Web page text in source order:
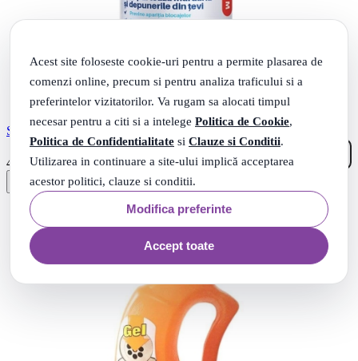
Acest site foloseste cookie-uri pentru a permite plasarea de
comenzi online, precum si pentru analiza traficului si a
preferintelor vizitatorilor. Va rugam sa alocati timpul
necesar pentru a citi si a intelege Politica de Cookie,
Politica de Confidentialitate si Clauze si Conditii.
Utilizarea in continuare a site-ului implică acceptarea
acestor politici, clauze si conditii.
Modifica preferinte
Accept toate
Solutie Profesionala pentru desfundat tevi 1L, Klintensiv
43 99Lei